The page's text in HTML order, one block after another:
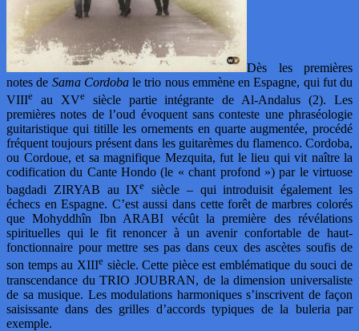
Dès les premières
notes de Sama Cordobale trio nous emmène en Espagne, qui fut du
VIIIe au XVesiècle partie intégrante de Al-Andalus (2). Les
premières notes de l’oud évoquent sans conteste une phraséologie
guitaristique qui titille les ornements en quarte augmentée, procédé
fréquent toujours présent dans les guitarèmes du flamenco. Cordoba,
ou Cordoue, et sa magnifique Mezquita, fut le lieu qui vit naître la
codification du Cante Hondo (le « chant profond ») par le virtuose
bagdadi ZIRYAB au IXe siècle – qui introduisit également les
échecs en Espagne. C’est aussi dans cette forêt de marbres colorés
que Mohyddhîn Ibn ARABI vécût la première des révélations
spirituelles qui le fit renoncer à un avenir confortable de haut-
fonctionnaire pour mettre ses pas dans ceux des ascètes soufis de
son temps au XIIIesiècle. Cette pièce est emblématique du souci de
transcendance du TRIO JOUBRAN, de la dimension universaliste
de sa musique. Les modulations harmoniques s’inscrivent de façon
saisissante dans des grilles d’accords typiques de la buleria par
exemple.